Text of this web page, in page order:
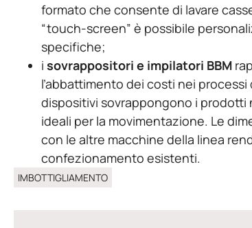
formato che consente di lavare
“touch-screen” è possibile
specifiche;
i sovrappositori e impilatori BBM
l’abbattimento dei costi nei
dispositivi sovrappongono i
ideali per la movimentazione. Le
con le altre macchine della linea
confezionamento esistenti.
IMBOTTIGLIAMENTO